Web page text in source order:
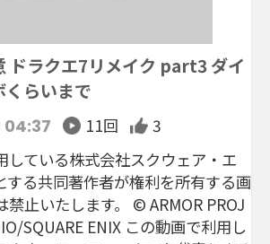
ドラクエ7リメイク part3 ダイ
くらいまで
04:37 11回
3
している株式会社スクウェア・エ
する共同著作者が権利を所有する画
禁止いたします。 © ARMOR PROJ
SQUARE ENIX この動画で利用し